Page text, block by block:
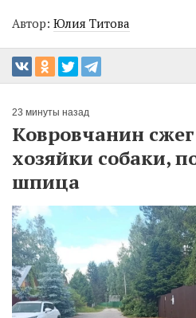
Автор: Юлия Титова
23 минуты назад
Ковровчанин
хозяйки собаки,
шпица